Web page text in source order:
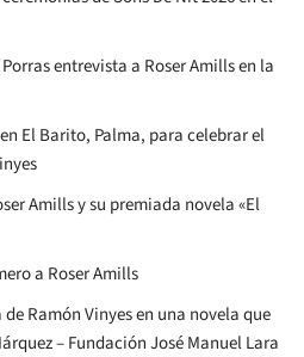
entrevista a Roser Amills en la
El Barito, Palma, para celebrar el
Amills y su premiada novela «El
a Roser Amills
Ramón Vinyes en una novela que
– Fundación José Manuel Lara